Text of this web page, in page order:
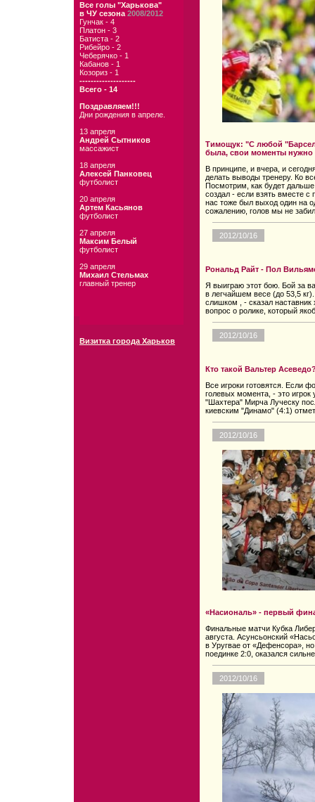
Все голы "Харькова"
в ЧУ сезона 2008/2012
Гунчак - 4
Платон - 3
Батиста - 2
Рибейро - 2
Чеберячко - 1
Кабанов - 1
Козориз - 1
--------------------
Всего - 14
Поздравляем!!!
Дни рождения в апреле.
13 апреля
Андрей Сытников
массажист
18 апреля
Алексей Панковец
футболист
20 апреля
Артем Касьянов
футболист
27 апреля
Максим Белый
футболист
29 апреля
Михаил Стельмах
главный тренер
Визитка города Харьков
Тимощук: "С любой
была, свои моменты нужно
В принципе, и вчера, и
делать выводы тренеру. Ко
Посмотрим, как будет
создал - если взять вместе
нас тоже был выход один на
сожалению, голов мы не
2012/10/16
Рональд Райт - Пол
Я выиграю этот бою. Бой за
в легчайшем весе (до 53,5
слишком , - сказал
вопрос о ролике, который
2012/10/16
Кто такой Вальтер
Все игроки готовятся. Если
голевых момента, - это игрок
"Шахтера" Мирча Луческу
киевским "Динамо" (4:1)
2012/10/16
«Насиональ» - первый
Финальные матчи Кубка
августа. Асунсьонский
в Уругвае от «Дефенсора»,
поединке 2:0, оказался
2012/10/16